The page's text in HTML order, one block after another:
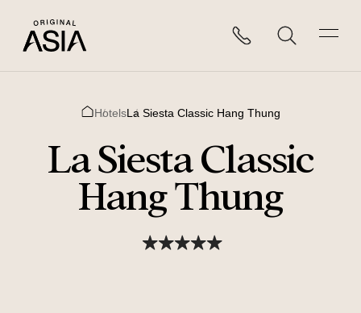
HotelsLa Siesta Classic Hang Thung
La Siesta Classic
Hang Thung